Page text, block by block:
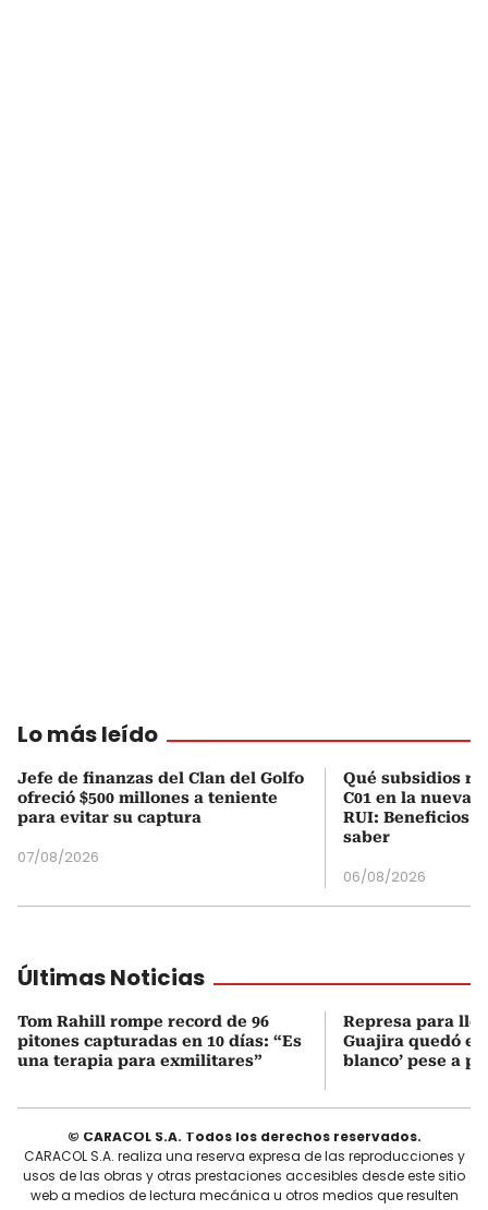
Lo más leído
Jefe de finanzas del Clan del Golfo
ofreció $500 millones a teniente
para evitar su captura
07/08/2026
Qué subsidios
C01 en la nueva
RUI: Beneficios
saber
06/08/2026
Últimas Noticias
Tom Rahill rompe record de 96
pitones capturadas en 10 días: “Es
una terapia para exmilitares”
Represa para
Guajira quedó en
blanco’ pese a
© CARACOL S.A. Todos los derechos reservados.
CARACOL S.A. realiza una reserva expresa de las reproducciones y
usos de las obras y otras prestaciones accesibles desde este sitio
web a medios de lectura mecánica u otros medios que resulten